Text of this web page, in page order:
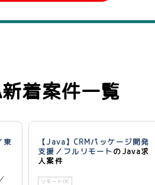
着案件一覧
東
【Java】CRMパッケージ開発
支援／フルリモートのJava求
人案件
リモートOK